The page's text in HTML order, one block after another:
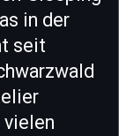
in der
seit